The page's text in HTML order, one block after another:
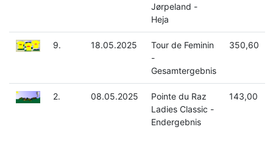
Jørpeland -
Heja
9. 18.05.2025
Tour de Feminin
-
Gesamtergebnis
350,60
2. 08.05.2025
Pointe du Raz
Ladies Classic -
Endergebnis
143,00